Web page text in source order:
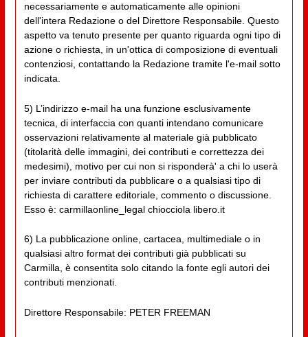
necessariamente e automaticamente alle opinioni
dell'intera Redazione o del Direttore Responsabile. Questo
aspetto va tenuto presente per quanto riguarda ogni tipo di
azione o richiesta, in un'ottica di composizione di eventuali
contenziosi, contattando la Redazione tramite l'e-mail sotto
indicata.
5) L’indirizzo e-mail ha una funzione esclusivamente
tecnica, di interfaccia con quanti intendano comunicare
osservazioni relativamente al materiale già pubblicato
(titolarità delle immagini, dei contributi e correttezza dei
medesimi), motivo per cui non si risponderà' a chi lo userà
per inviare contributi da pubblicare o a qualsiasi tipo di
richiesta di carattere editoriale, commento o discussione.
Esso è: carmillaonline_legal chiocciola libero.it
6) La pubblicazione online, cartacea, multimediale o in
qualsiasi altro format dei contributi già pubblicati su
Carmilla, è consentita solo citando la fonte egli autori dei
contributi menzionati.
Direttore Responsabile: PETER FREEMAN